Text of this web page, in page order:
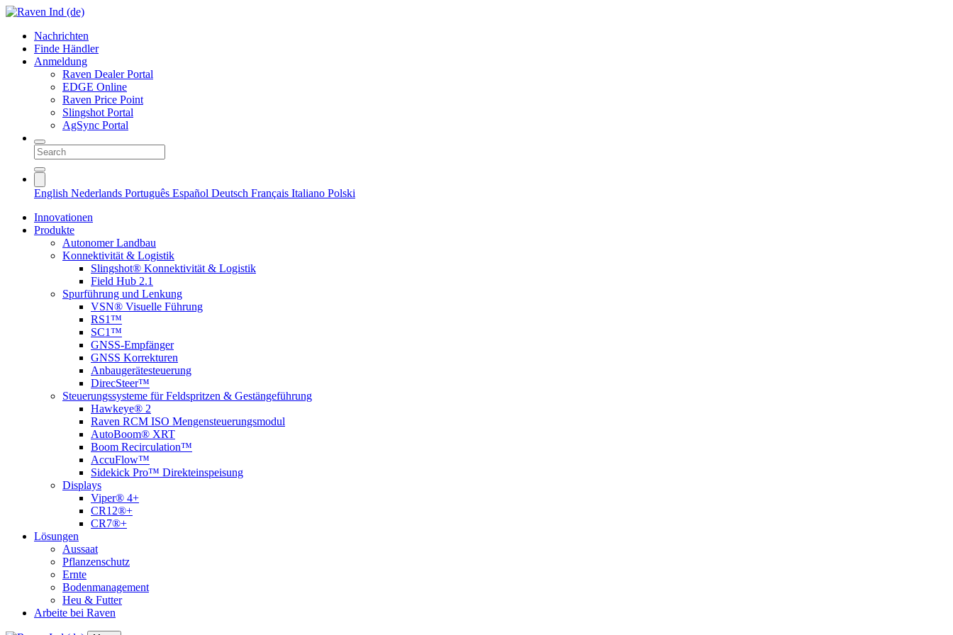
Nachrichten
Finde Händler
Anmeldung
Raven Dealer Portal
EDGE Online
Raven Price Point
Slingshot Portal
AgSync Portal
English Nederlands Português Español Deutsch Français Italiano Polski
Innovationen
Produkte
Autonomer Landbau
Konnektivität & Logistik
Slingshot® Konnektivität & Logistik
Field Hub 2.1
Spurführung und Lenkung
VSN® Visuelle Führung
RS1™
SC1™
GNSS-Empfänger
GNSS Korrekturen
Anbaugerätesteuerung
DirecSteer™
Steuerungssysteme für Feldspritzen & Gestängeführung
Hawkeye® 2
Raven RCM ISO Mengensteuerungsmodul
AutoBoom® XRT
Boom Recirculation™
AccuFlow™
Sidekick Pro™ Direkteinspeisung
Displays
Viper® 4+
CR12®+
CR7®+
Lösungen
Aussaat
Pflanzenschutz
Ernte
Bodenmanagement
Heu & Futter
Arbeite bei Raven